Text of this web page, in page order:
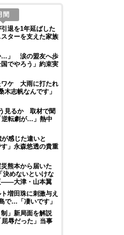
間
退を1年延ばした
ターを支えた家族
…」 涙の盟友へ歩
でやろう」約束実
ワケ 大雨に打たれ
志帆なんです」
見るか 取材で聞
逆転劇が…」熱中
感じた違いと
」永森悠透の貴重
熊本から届いた
めないといけな
――大津・山本翼
増田珠に刺激与え
で…「凄いです」
制」新局面を解説
辱だった」当事